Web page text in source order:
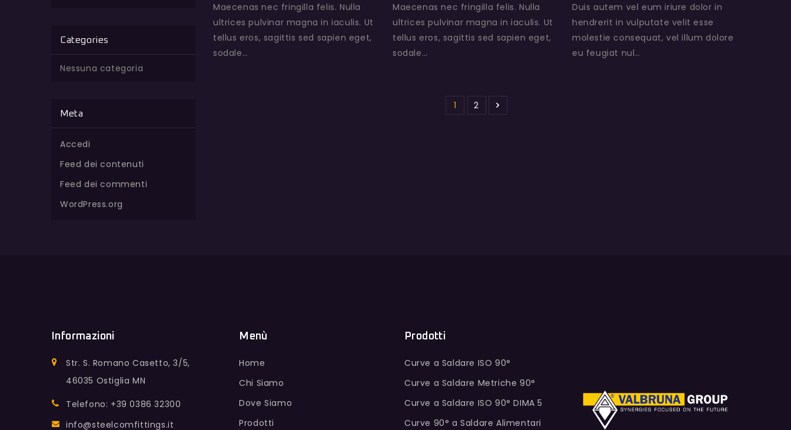
Maecenas nec fringilla felis. Nulla
ultrices pulvinar magna in iaculis. Ut
tellus eros, sagittis sed sapien eget,
sodale…
Maecenas nec fringilla felis. Nulla
ultrices pulvinar magna in iaculis. Ut
tellus eros, sagittis sed sapien eget,
sodale…
Duis autem vel eum iriure dolor in
hendrerit in vulputate velit esse
molestie consequat, vel illum dolore
eu feugiat nul…
1 2
Categories
Nessuna categoria
Meta
Accedi
Feed dei contenuti
Feed dei commenti
WordPress.org
Informazioni
Str. S. Romano Casetto, 3/5,
46035 Ostiglia MN
Telefono: +39 0386 32300
info@steelcomfittings.it
Menù
Home
Chi Siamo
Dove Siamo
Prodotti
Prodotti
Curve a Saldare ISO 90°
Curve a Saldare Metriche 90°
Curve a Saldare ISO 90° DIMA 5
Curve 90° a Saldare Alimentari